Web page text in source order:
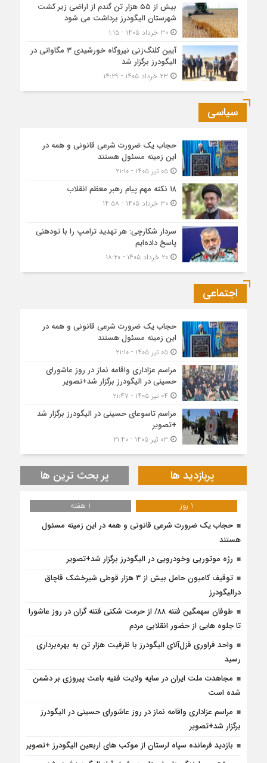
بیش از ۵۵ هزار تن گندم از اراضی زیر کشت
شهرستان الیگودرز برداشت می شود
۳۰ خرداد ۱۴۰۵ - ۱:۱۵
آیین کلنگ‌زنی نیروگاه خورشیدی ۳ مگاواتی در
الیگودرز برگزار شد
سیاسی
حجاب یک ضرورت شرعی قانونی و همه در
این زمینه مسئول هستند
۰۵ تیر ۱۴۰۵ - ۲۱:۱۰
۱۸ نکته مهم پیام رهبر معظم انقلاب
۳۰ خرداد ۱۴۰۵ - ۱۴:۵۸
سردار شکارچی: هر تهدید ترامپ را با تودهنی
پاسخ داده‌ایم
۲۰ خرداد ۱۴۰۵ - ۱۸:۲۰
اجتماعی
حجاب یک ضرورت شرعی قانونی و همه در
این زمینه مسئول هستند
۰۵ تیر ۱۴۰۵ - ۲۱:۱۰
مراسم عزاداری واقامه نماز در روز عاشورای
حسینی در الیگودرز برگزار شد+تصویر
مراسم تاسوعای حسینی در الیگودرز برگزار شد
+تصویر
پربازدید ها پر بحث ترین ها
1 روز
1 هفته
حجاب یک ضرورت شرعی قانونی و همه در این زمینه مسئول
هستند
رژه موتوریی وخودرویی در الیگودرز برگزار شد+تصویر
توقیف کامیون حامل بیش از ۳ هزار قوطی شیرخشک قاچاق
درالیگودرز
طوفان سهمگین فتنه ۸۸/ از حرمت شکنی فتنه گران در روز عاشورا
تا جلوه هایی از حضور انقلابی مردم
واحد فراوری قزل‌آلای الیگودرز با ظرفیت هزار تن به بهره‌برداری
رسید
مجاهدت ملت ایران در سایه ولایت فقیه باعث پیروزی بر دشمن
شده است
مراسم عزاداری واقامه نماز در روز عاشورای حسینی در الیگودرز
برگزار شد+تصویر
بازدید فرمانده سپاه لرستان از موکب های اربعین الیگودرز +تصویر